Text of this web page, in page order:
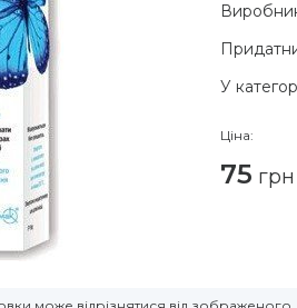
У
Ціна:
75 грн